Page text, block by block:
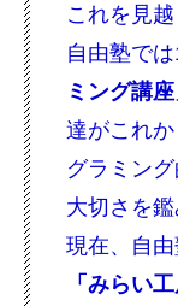
これを見
自由塾で
ミング講座
達がこれ
グラミン
大切さを鑑
現在、自
「みらい工